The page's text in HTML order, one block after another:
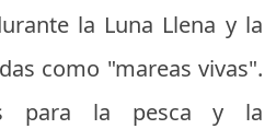
la Luna Llena y la
como "mareas vivas".
para la pesca y la